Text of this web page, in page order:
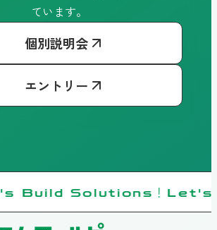
ています。
個別説明会
エントリー
Solutions！Let's